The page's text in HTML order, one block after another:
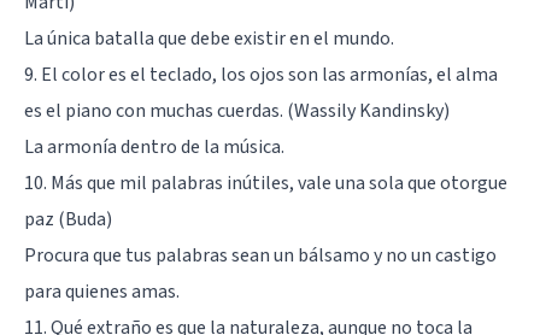
La única batalla que debe existir en el mundo.
9. El color es el teclado, los ojos son las armonías, el alma
es el piano con muchas cuerdas. (Wassily Kandinsky)
La armonía dentro de la música.
10. Más que mil palabras inútiles, vale una sola que otorgue
paz (Buda)
Procura que tus palabras sean un bálsamo y no un castigo
para quienes amas.
11. Qué extraño es que la naturaleza, aunque no toca la